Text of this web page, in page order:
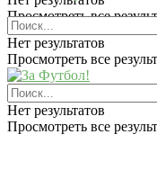
Просмотреть все
Нет результатов
Просмотреть все
Нет результатов
Просмотреть все